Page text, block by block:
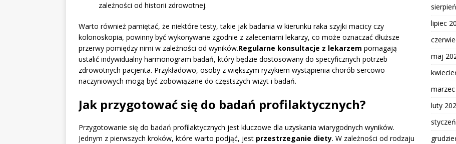
zależności od historii zdrowotnej.
Warto również pamiętać, że niektóre testy, takie jak badania w kierunku raka szyjki macicy czy
kolonoskopia, powinny być wykonywane zgodnie z zaleceniami lekarzy, co może oznaczać dłuższe
przerwy pomiędzy nimi w zależności od wyników.Regularne konsultacje z lekarzem pomagają
ustalić indywidualny harmonogram badań, który będzie dostosowany do specyficznych potrzeb
zdrowotnych pacjenta. Przykładowo, osoby z większym ryzykiem wystąpienia chorób sercowo-
naczyniowych mogą być zobowiązane do częstszych wizyt i badań.
Jak przygotować się do badań profilaktycznych?
Przygotowanie się do badań profilaktycznych jest kluczowe dla uzyskania wiarygodnych wyników.
Jednym z pierwszych kroków, które warto podjąć, jest przestrzeganie diety. W zależności od rodzaju
lipiec
maj
marzec
luty